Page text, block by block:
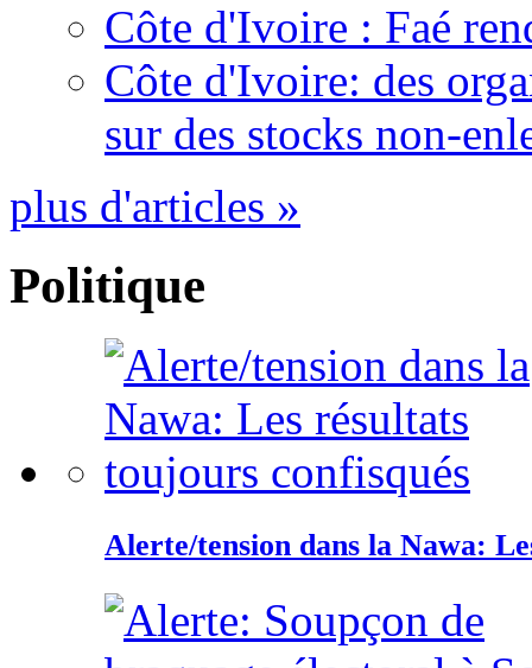
Côte d'Ivoire : Faé
Côte d'Ivoire: des
sur des stocks non-
plus d'articles »
Politique
Alerte/tension dans la Nawa: